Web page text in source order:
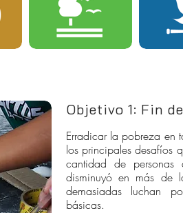
Objetivo 1: Fin
Erradicar la pobreza en
los principales desafíos
cantidad de
disminuyó en más
demasiadas luchan
básicas.